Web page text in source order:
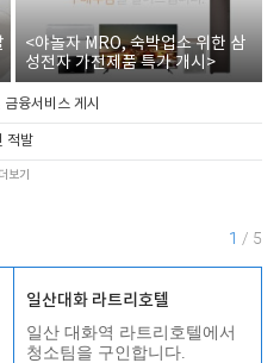
<야놀자 MRO, 숙박업소 위한 삼
성전자 가전제품 특가 개시>
융서비스 게시
적발
더보기
1 / 5
일산대화 라트리호텔
일산 대화역 라트리호텔에서
청소팀을 구인합니다.